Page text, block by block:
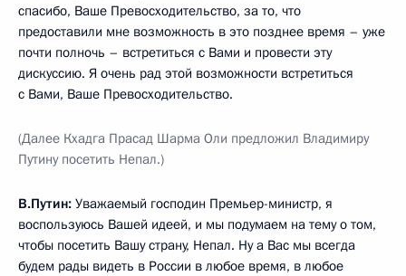
спасибо, Ваше Превосходительство, за то, что
предоставили мне возможность в это позднее время – уже
почти полночь – встретиться с Вами и провести эту
дискуссию. Я очень рад этой возможности встретиться
с Вами, Ваше Превосходительство.
(Далее Кхадга Прасад Шарма Оли предложил Владимиру
Путину посетить Непал.)
В.Путин: Уважаемый господин Премьер-министр, я
воспользуюсь Вашей идеей, и мы подумаем на тему о том,
чтобы посетить Вашу страну, Непал. Ну а Вас мы всегда
будем рады видеть в России в любое время, в любое